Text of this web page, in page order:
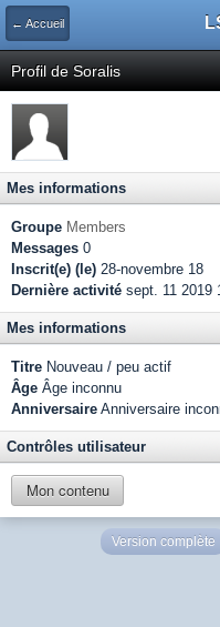
← Accueil
Profil de Soralis
Mes informations
Groupe Members
Messages 0
Inscrit(e) (le) 28-novembre 18
Dernière activité sept. 11 2019
Mes informations
Titre Nouveau / peu actif
Âge Âge inconnu
Anniversaire Anniversaire
Contrôles utilisateur
Mon contenu
Version complète